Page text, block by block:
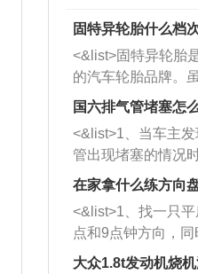
固特异轮胎什么档
<&list>固特异轮胎
的汽车轮胎品牌。
牌，但是中高低端
也是为了更好的开
国六排气管堵塞怎
<&list>1、当车主
管出现堵塞的情况
者是细棍，直接将
堵塞情况比较严重
施。 <&list>2、直
杂物推到排气管里
三元催化器拆解开
在家拿什么练方向
<&list>1、找一只
点和9点钟方向，
方向做一个标记。
大众1.8t发动机烧